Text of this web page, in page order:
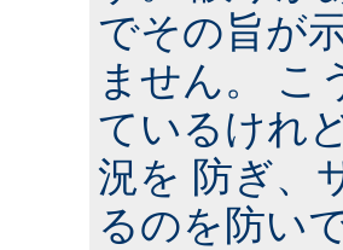
でその旨が
ません。 こ
ているけれ
況を 防ぎ、
るのを防い